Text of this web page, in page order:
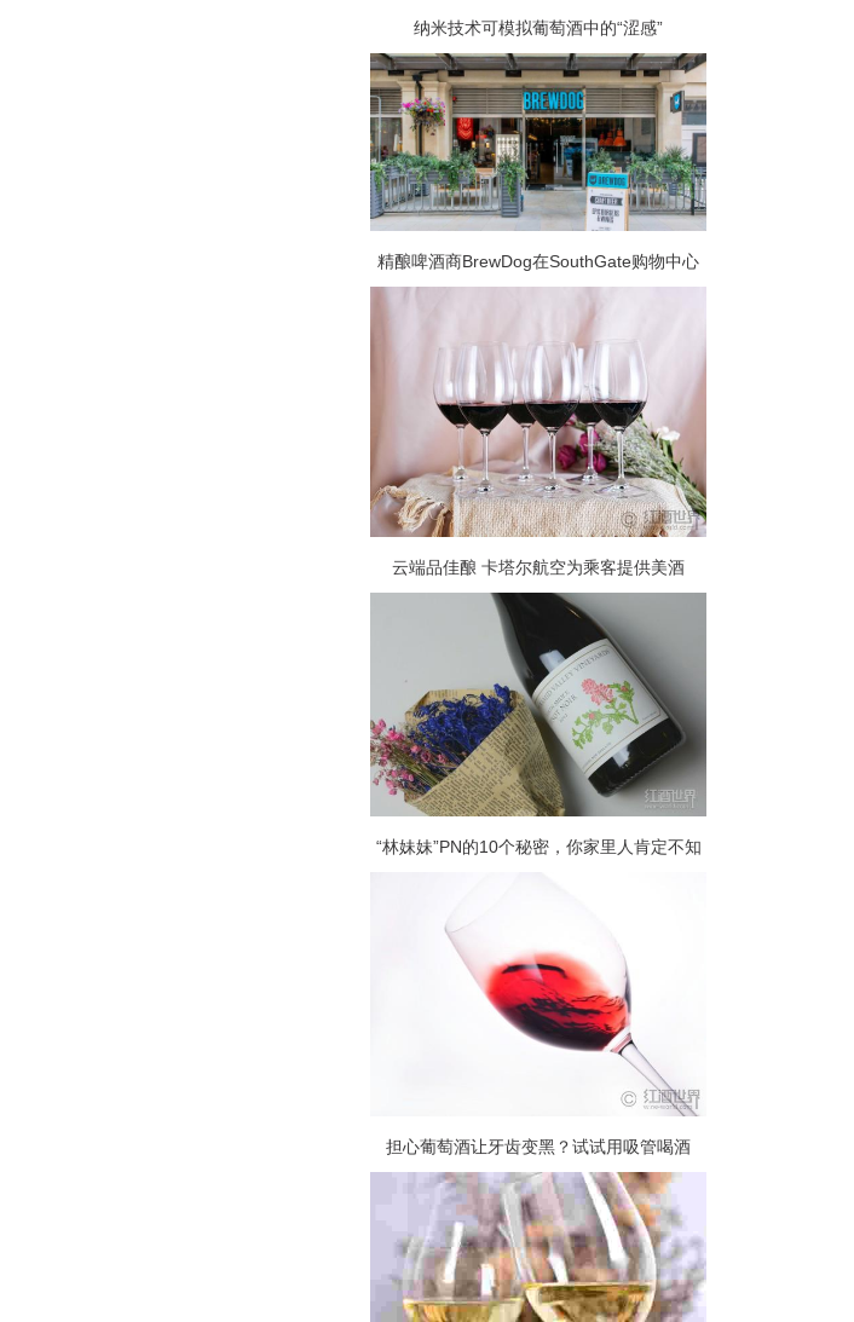
纳米技术可模拟葡萄酒中的“涩感”
精酿啤酒商BrewDog在SouthGate购物中心
开设了最新的酒吧
云端品佳酿 卡塔尔航空为乘客提供美酒
“林妹妹”PN的10个秘密，你家里人肯定不知
担心葡萄酒让牙齿变黑？试试用吸管喝酒